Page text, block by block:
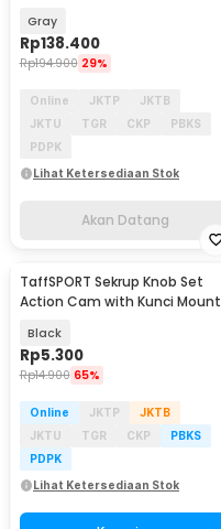
Gray
Rp138.400
Rp194.900 29%
Online JKTP
JKTB
JKTU
TGR CKP
PBKS
PDPK
Lihat Ketersediaan Stok
Akan Datang
TaffSPORT Sekrup Knob Set
Action Cam with Kunci Mount
Black
Rp5.300
Rp14.900 65%
Online JKTP
JKTB
JKTU
TGR CKP
PBKS
PDPK
Lihat Ketersediaan Stok